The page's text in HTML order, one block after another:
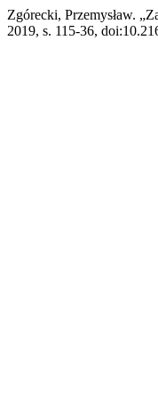
Zgórecki, Przemysław.
2019, s. 115-36,